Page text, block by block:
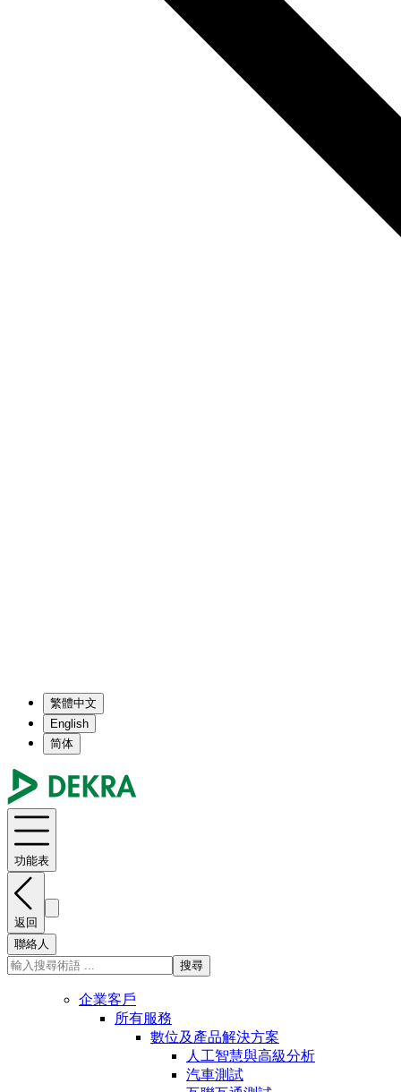
繁體中文
English
简体
功能表
返回
聯絡人
搜尋
企業客戶
所有服務
數位及產品解決方案
人工智慧與高級分析
汽車測試